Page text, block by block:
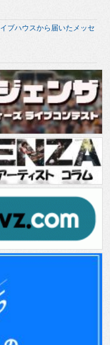
ブハウスから届いたメッセ